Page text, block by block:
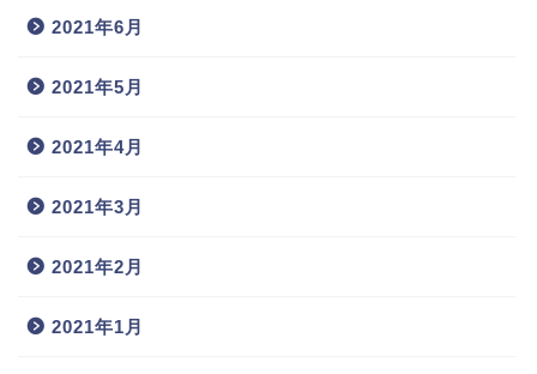
2021年6月
2021年5月
2021年4月
2021年3月
2021年2月
2021年1月